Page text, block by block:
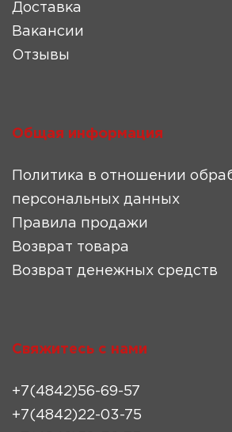
Доставка
Вакансии
Отзывы
Общая информация
Политика в отношении
персональных данных
Правила продажи
Возврат товара
Возврат денежных средств
Свяжитесь с нами
+7(4842)56-69-57
+7(4842)22-03-75